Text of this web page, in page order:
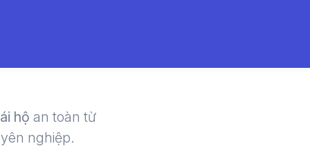
-
hộ an toàn từ
nghiệp.